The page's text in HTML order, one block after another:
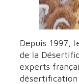
Depuis 1997,
de la
experts
désertification